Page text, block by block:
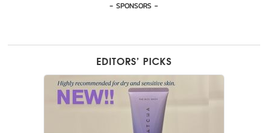
- SPONSORS -
EDITORS’ PICKS